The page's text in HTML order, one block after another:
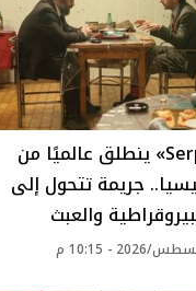
فيلم «Serpenti» ينطلق عالميًا من
جريمة تتحول إلى
والعبث